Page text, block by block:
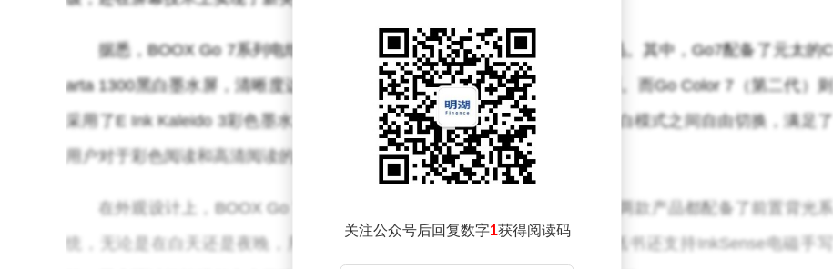
据悉，BOOX Go 7系列电纸书包含Go7和Go Color 7（第二代）两款产品。其中，Go7配备了元太的C
arta 1300黑白墨水屏，清晰度达到了300PPI，为用户带来了细腻的阅读画面。而Go Color 7（第二代）则
采用了E Ink Kaleido 3彩色墨水屏，支持在150PPI的彩色模式和300PPI的黑白模式之间自由切换，满足了
用户对于彩色阅读和高清阅读的双重需求。
在外观设计上，BOOX Go 7系列电纸书延续了简约而不失精致的风格。两款产品都配备了前置背光系
统，无论是在白天还是夜晚，用户都能享受到舒适的阅读体验。同时，电纸书还支持InkSense电磁手写
关注公众号后回复数字1获得阅读码